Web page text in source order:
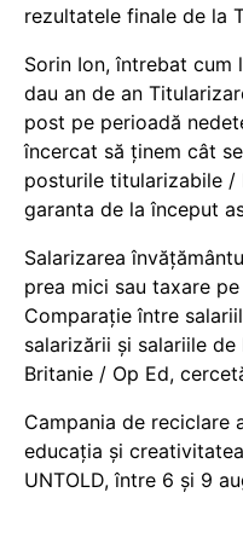
rezultatele finale de la
Sorin Ion, întrebat
dau an de an
post pe perioadă
încercat să ținem cât
posturile titularizabile /
garanta de la început
Salarizarea
prea mici sau taxare
Comparație între
salarizării și salariile
Britanie / Op Ed,
Campania de reciclare
educația și
UNTOLD, între 6 și 9